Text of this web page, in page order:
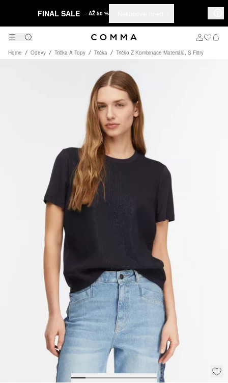
FINAL SALE – AŽ 50 %
Home Odevy Trička A Topy Trička Tričko Z Kombinace Materiálů, S Flitry